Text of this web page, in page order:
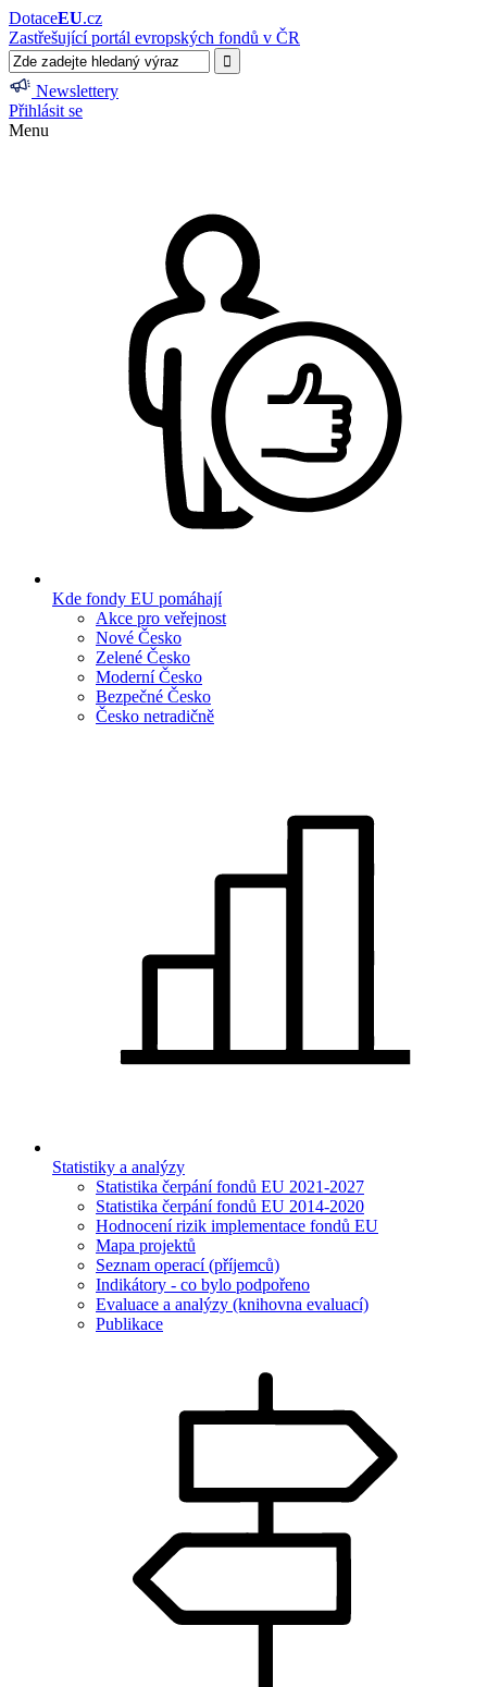
DotaceEU.cz
Zastřešující portál evropských fondů v ČR
Newslettery
Přihlásit se
Menu
Kde fondy EU pomáhají
Akce pro veřejnost
Nové Česko
Zelené Česko
Moderní Česko
Bezpečné Česko
Česko netradičně
Statistiky a analýzy
Statistika čerpání fondů EU 2021-2027
Statistika čerpání fondů EU 2014-2020
Hodnocení rizik implementace fondů EU
Mapa projektů
Seznam operací (příjemců)
Indikátory - co bylo podpořeno
Evaluace a analýzy (knihovna evaluací)
Publikace